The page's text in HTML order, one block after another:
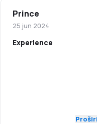
Mreža konekcija
Cene karata
Prince
25 jun 2024
Experience